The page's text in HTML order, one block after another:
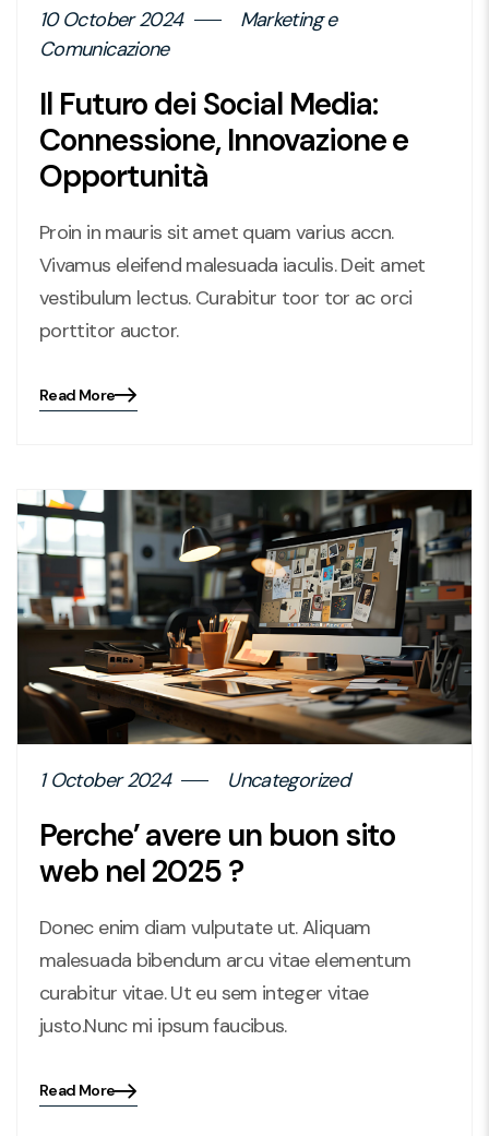
10 October 2024
Marketing e
Comunicazione
Il Futuro dei Social Media:
Connessione, Innovazione e
Opportunità
Proin in mauris sit amet quam varius accn.
Vivamus eleifend malesuada iaculis. Deit amet
vestibulum lectus. Curabitur toor tor ac orci
porttitor auctor.
Blog
Read More
1 October 2024 Uncategorized
Perche’ avere un buon sito
web nel 2025 ?
Donec enim diam vulputate ut. Aliquam
malesuada bibendum arcu vitae elementum
curabitur vitae. Ut eu sem integer vitae
justo.Nunc mi ipsum faucibus.
Blog
Read More